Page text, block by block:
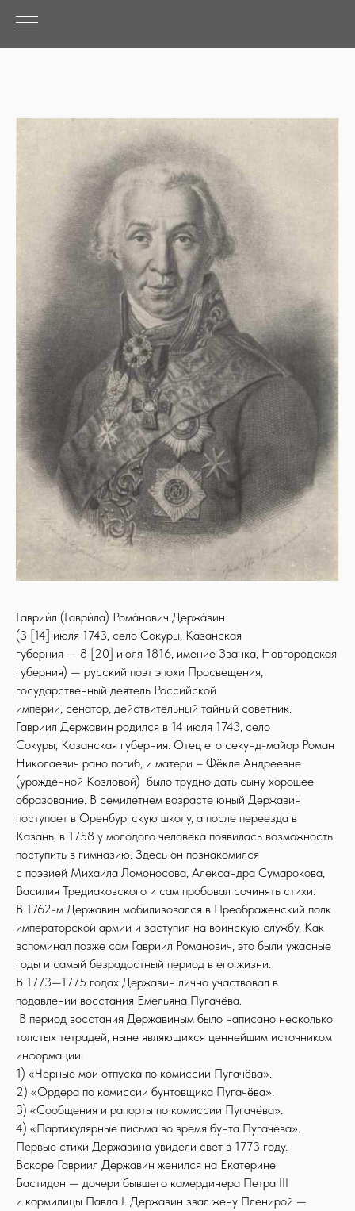
Гаврии́л (Гаври́ла) Рома́нович Держа́вин
(3 [14] июля 1743, село Сокуры, Казанская
губерния — 8 [20] июля 1816, имение Званка, Новгородская
губерния) — русский поэт эпохи Просвещения,
государственный деятель Российской
империи, сенатор, действительный тайный советник.
Гавриил Державин родился в 14 июля 1743, село
Сокуры, Казанская губерния. Отец его секунд-майор Роман
Николаевич рано погиб, и матери – Фёкле Андреевне
(урождённой Козловой) было трудно дать сыну хорошее
образование. В семилетнем возрасте юный Державин
поступает в Оренбургскую школу, а после переезда в
Казань, в 1758 у молодого человека появилась возможность
поступить в гимназию. Здесь он познакомился
с поэзией Михаила Ломоносова, Александра Сумарокова,
Василия Тредиаковского и сам пробовал сочинять стихи.
В 1762-м Державин мобилизовался в Преображенский полк
императорской армии и заступил на воинскую службу. Как
вспоминал позже сам Гавриил Романович, это были ужасные
годы и самый безрадостный период в его жизни.
В 1773—1775 годах Державин лично участвовал в
подавлении восстания Емельяна Пугачёва.
В период восстания Державиным было написано несколько
толстых тетрадей, ныне являющихся ценнейшим источником
информации:
1) «Черные мои отпуска по комиссии Пугачёва».
2) «Ордера по комиссии бунтовщика Пугачёва».
3) «Сообщения и рапорты по комиссии Пугачёва».
4) «Партикулярные письма во время бунта Пугачёва».
Первые стихи Державина увидели свет в 1773 году.
Вскоре Гавриил Державин женился на Екатерине
Бастидон — дочери бывшего камердинера Петра III
и кормилицы Павла I. Державин звал жену Пленирой —